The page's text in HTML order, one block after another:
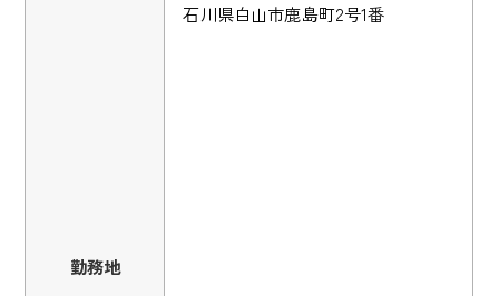
勤務地
石川県白山市鹿島町2号1番